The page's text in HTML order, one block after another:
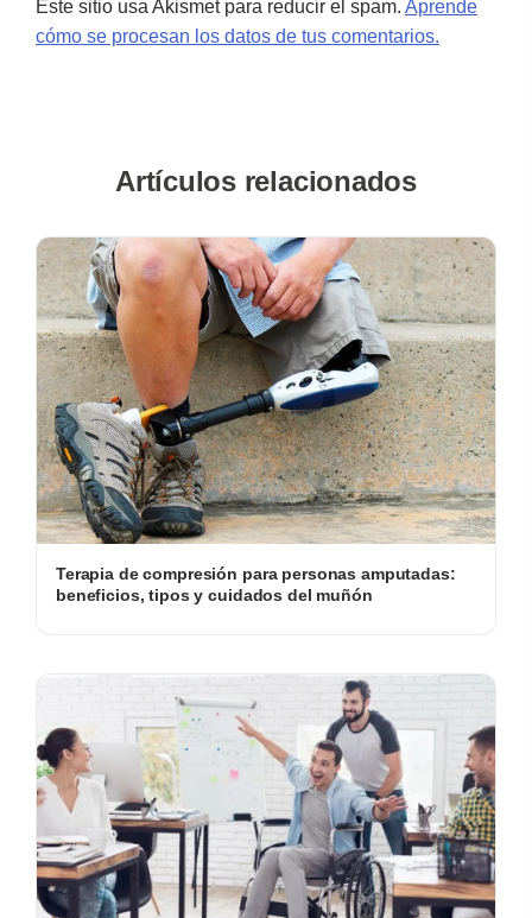
Este sitio usa Akismet para reducir el spam. Aprende
cómo se procesan los datos de tus comentarios.
Artículos relacionados
Terapia de compresión para personas amputadas:
beneficios, tipos y cuidados del muñón